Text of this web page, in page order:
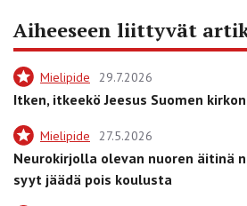
Aiheeseen liittyvät
Mielipide 29.7.2026
Itken, itkeekö Jeesus Suomen
Mielipide 27.5.2026
Neurokirjolla olevan nuoren äitinä
syyt jäädä pois koulusta